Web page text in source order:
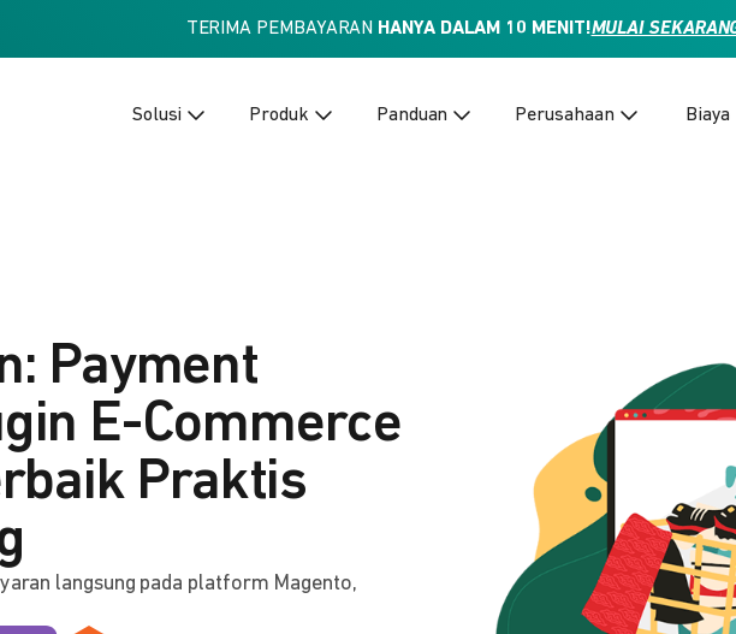
TERIMA PEMBAYARAN HANYA DALAM 10 MENIT!MULAI
Solusi Produk Panduan Perusahaan Biaya
Payment
E-Commerce
Praktis
langsung pada platform Magento,